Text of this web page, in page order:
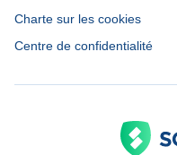
Charte sur les cookies
Centre de confidentialité